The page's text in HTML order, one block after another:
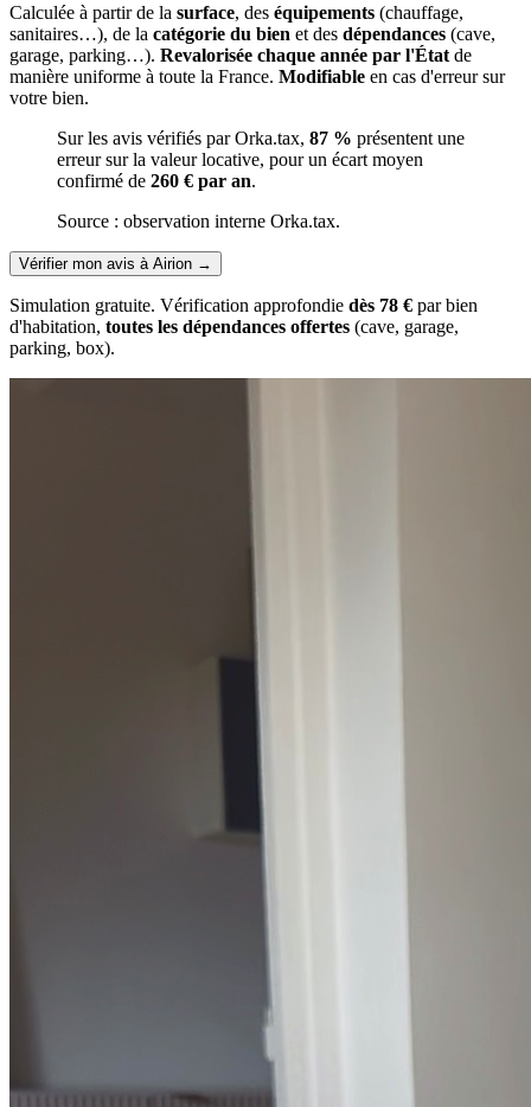
Calculée à partir de la surface, des équipements (chauffage,
sanitaires…), de la catégorie du bien et des dépendances (cave,
garage, parking…). Revalorisée chaque année par l'État de
manière uniforme à toute la France. Modifiable en cas d'erreur sur
votre bien.
Sur les avis vérifiés par Orka.tax, 87 % présentent une
erreur sur la valeur locative, pour un écart moyen
confirmé de 260 € par an.
Source : observation interne Orka.tax.
Vérifier mon avis à Airion →
Simulation gratuite. Vérification approfondie dès 78 € par bien
d'habitation, toutes les dépendances offertes (cave, garage,
parking, box).